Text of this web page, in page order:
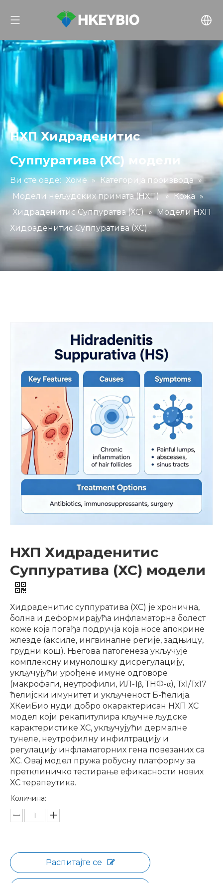
НХП Хидраденитис
Суппуратива (ХС) модели
Ви сте овде: Хоме » Категорија производа »
Модели нељудских примата (НХП). » Кожа »
Хидраденитис Суппуратва (ХС)
» Модели НХП
Хидраденитис Суппуратива (ХС).
НХП Хидраденитис
Суппуратива (ХС) модели
Хидраденитис суппуратива (ХС) је хронична,
болна и деформирајућа инфламаторна болест
коже која погађа подручја која носе апокрине
жлезде (аксиле, ингвиналне регије, задњицу,
грудни кош). Његова патогенеза укључује
комплексну имунолошку дисрегулацију,
укључујући урођене имуне одговоре
(макрофаги, неутрофили, ИЛ-1β, ТНФ-α), Тх1/Тх17
ћелијски имунитет и укљученост Б-ћелија.
ХКеиБио нуди добро окарактерисан НХП ХС
модел који рекапитулира кључне људске
карактеристике ХС, укључујући дермалне
тунеле, неутрофилну инфилтрацију и
регулацију инфламаторних гена повезаних са
ХС. Овај модел пружа робусну платформу за
претклиничко тестирање ефикасности нових
ХС терапеутика.
Количина:
Распитајте се